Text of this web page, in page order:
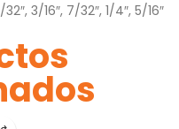
3/16″, 7/32″, 1/4″, 5/16″